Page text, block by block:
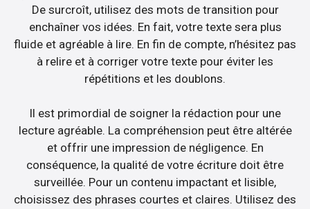
De surcroît, utilisez des mots de transition pour
enchaîner vos idées. En fait, votre texte sera plus
fluide et agréable à lire. En fin de compte, n’hésitez pas
à relire et à corriger votre texte pour éviter les
répétitions et les doublons.
Il est primordial de soigner la rédaction pour une
lecture agréable. La compréhension peut être altérée
et offrir une impression de négligence. En
conséquence, la qualité de votre écriture doit être
surveillée. Pour un contenu impactant et lisible,
choisissez des phrases courtes et claires. Utilisez des